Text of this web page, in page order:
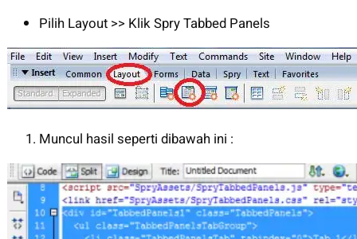
Pilih Layout >> Klik Spry Tabbed Panels
Muncul hasil seperti dibawah ini :